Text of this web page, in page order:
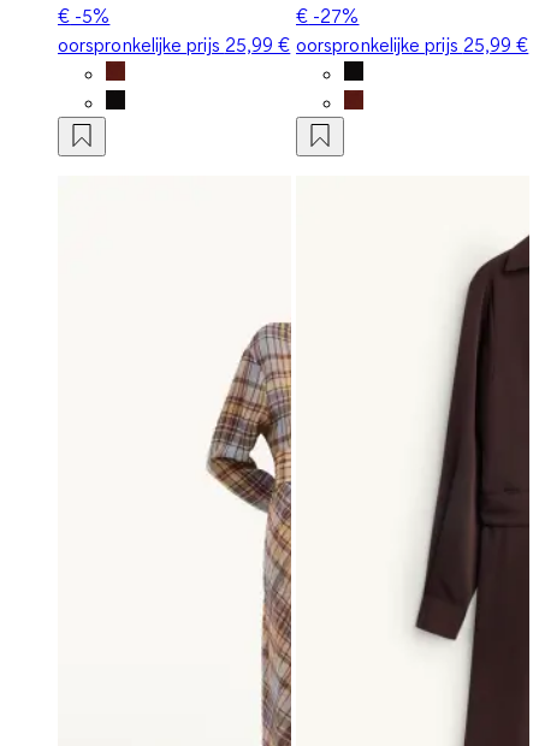
€ -5%
oorspronkelijke prijs 25,99 €
€ -27%
oorspronkelijke prijs 25,99 €